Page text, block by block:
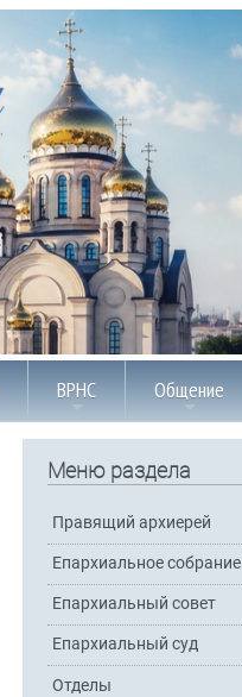
ВРНС Общение
Меню раздела
Правящий архиерей
Епархиальное собрание
Епархиальный совет
Епархиальный суд
Отделы